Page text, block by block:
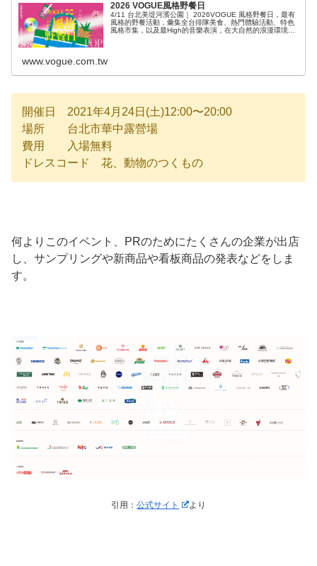
2026 VOGUE風格野餐日
4/11 台北美堤河濱公園｜ 2026VOGUE 風格野餐日，最有
風格的野餐活動，彙集全台排隊美食、熱門體驗活動、特色
風格市集，以及最High的音樂表演，在大自然的浪漫環境
www.vogue.com.tw
開催日 2021年4月24日(土)12:00〜20:00
場所 台北市華中露營場
費用 入場無料
ドレスコード 花、動物のつくもの
何よりこのイベント、PRのためにたくさんの企業が出店
し、サンプリングや新商品や看板商品の発表などをしま
す。
引用：公式サイト より